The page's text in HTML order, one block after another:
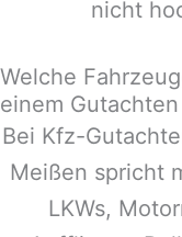
nicht
Welche
einem
Bei Kfz-
Meißen spricht
LKWs,